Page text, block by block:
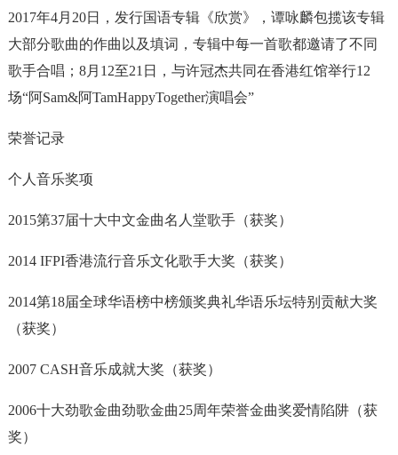
2017年4月20日，发行国语专辑《欣赏》，谭咏麟包揽该专辑
大部分歌曲的作曲以及填词，专辑中每一首歌都邀请了不同
歌手合唱；8月12至21日，与许冠杰共同在香港红馆举行12
场“阿Sam&阿TamHappyTogether演唱会”
荣誉记录
个人音乐奖项
2015第37届十大中文金曲名人堂歌手（获奖）
2014 IFPI香港流行音乐文化歌手大奖（获奖）
2014第18届全球华语榜中榜颁奖典礼华语乐坛特别贡献大奖
（获奖）
2007 CASH音乐成就大奖（获奖）
2006十大劲歌金曲劲歌金曲25周年荣誉金曲奖爱情陷阱（获
奖）